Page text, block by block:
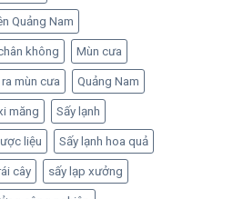
Quảng Nam
không Mùn cưa
mùn cưa Quảng Nam
măng Sấy lạnh
liệu Sấy lạnh hoa quả
cây sấy lạp xưởng